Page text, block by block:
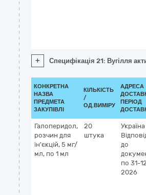
+ Специфікація 21: Вугілля
КОНКРЕТНА
НАЗВА
ПРЕДМЕТА
ЗАКУПІВЛІ
КІЛЬКІСТЬ
/
ОД.ВИМІРУ
АДРЕСА
ПЕРІОД
Галоперидол,
розчин для
ін'єкцій, 5 мг/
мл, по 1 мл
20
штука
Україна
до
по 31-
2026